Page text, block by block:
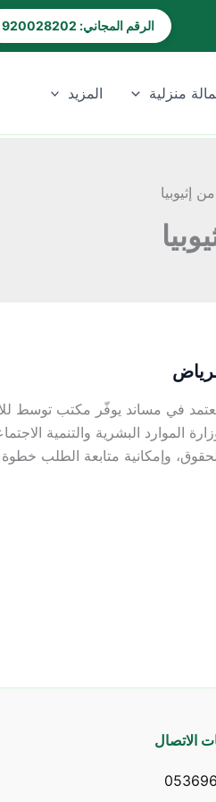
الرقم المجاني: 920028202
منزلية المزيد
إثيوبيا
في مساند يوفّر مكتب توسط
الموارد البشرية والتنمية
وإمكانية متابعة الطلب
الاتصال